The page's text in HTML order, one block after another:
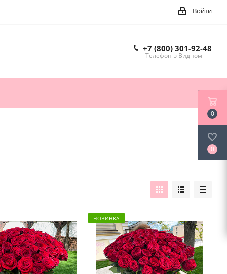
Войти
+7 (800) 301-92-48
Телефон в Видном
НОВИНКА
0
0